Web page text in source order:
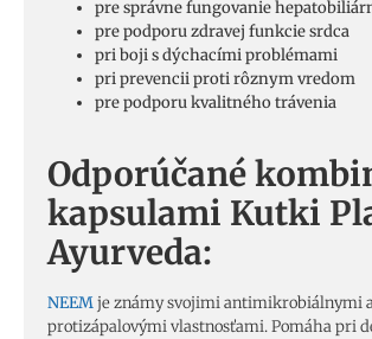
pre správne fungovanie
pre podporu zdravej funkcie srdca
pri boji s dýchacími problémami
pri prevencii proti rôznym vredom
pre podporu kvalitného trávenia
Odporúčané
kapsulami Kutki
Ayurveda:
NEEMje známy svojimi antimikrobiálnymi
protizápalovými vlastnosťami. Pomáha pri